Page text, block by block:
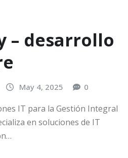
– desarrollo
May 4, 2025 0
IT para la Gestión Integral
en soluciones de IT